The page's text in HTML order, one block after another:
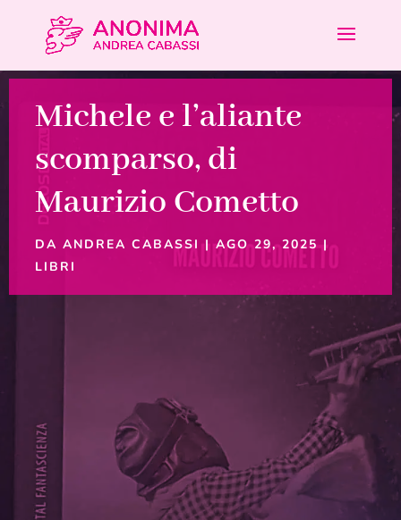
Michele e l’aliante
scomparso, di
Maurizio Cometto
DA ANDREA CABASSI |AGO 29, 2025|
LIBRI